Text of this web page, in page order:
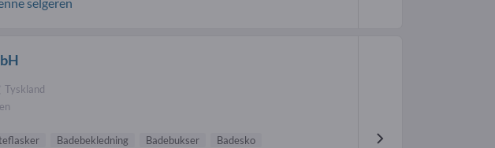
Tyskland
Badebekledning Badebukser
Badesko